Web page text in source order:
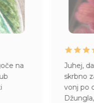
na
Juhej,
skrbno
vonj po